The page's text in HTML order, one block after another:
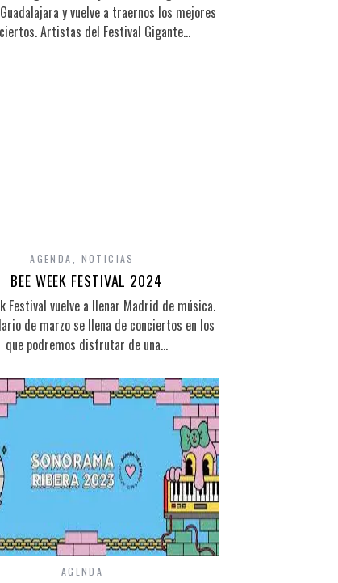
y vuelve a traernos los mejores
Artistas del Festival Gigante…
AGENDA NOTICIAS
BEE WEEK FESTIVAL 2024
Festival vuelve a llenar Madrid de música.
de marzo se llena de conciertos en los
que podremos disfrutar de una…
AGENDA